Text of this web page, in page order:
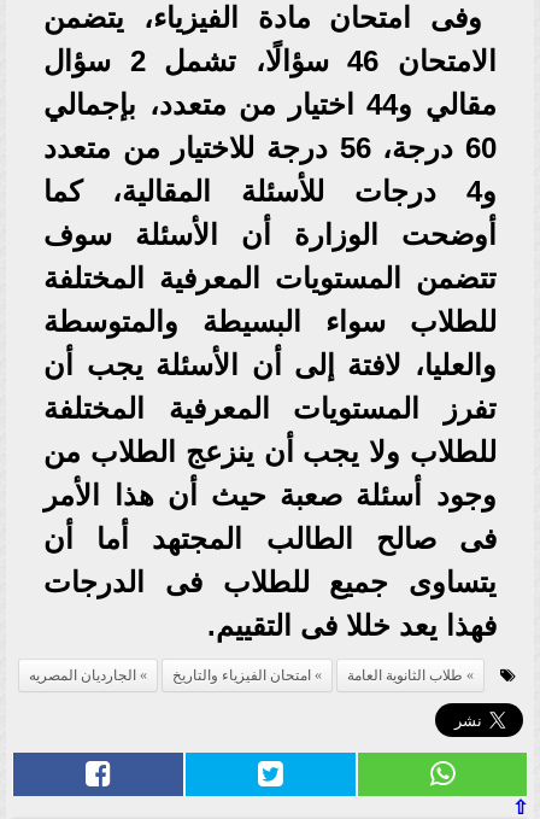
وفى امتحان مادة الفيزياء، يتضمن
الامتحان 46 سؤالًا، تشمل 2 سؤال
مقالي و44 اختيار من متعدد، بإجمالي
60 درجة، 56 درجة للاختيار من متعدد
و4 درجات للأسئلة المقالية، كما
أوضحت الوزارة أن الأسئلة سوف
تتضمن المستويات المعرفية المختلفة
للطلاب سواء البسيطة والمتوسطة
والعليا، لافتة إلى أن الأسئلة يجب أن
تفرز المستويات المعرفية المختلفة
للطلاب ولا يجب أن ينزعج الطلاب من
وجود أسئلة صعبة حيث أن هذا الأمر
فى صالح الطالب المجتهد أما أن
يتساوى جميع للطلاب فى الدرجات
فهذا يعد خللا فى التقييم.
طلاب الثانوية العامة امتحان الفيزياء والتاريخ الجارديان المصريه
⇧